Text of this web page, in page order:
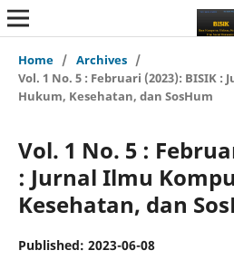
Home / Archives /
Vol. 1 No. 5 : Februari (2023): BISIK
Hukum, Kesehatan, dan SosHum
Vol. 1 No. 5 :
: Jurnal Ilmu
Kesehatan, dan
Published: 2023-06-08